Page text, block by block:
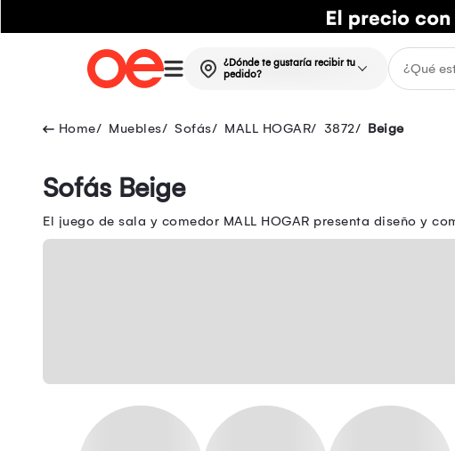
¿Dónde te gustaría recibir tu
pedido?
Muebles Sofás MALL HOGAR 3872 Beige
Sofás Beige
El juego de sala y comedor MALL HOGAR presenta diseño y